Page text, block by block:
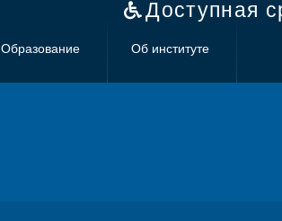
Доступная
Образование Об институте